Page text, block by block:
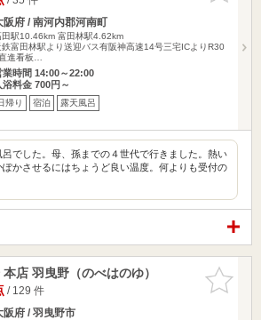
阪府 / 南河内郡河南町
田駅10.46km 富田林駅4.62km
鉄富田林駅より送迎バス有阪神高速14号三宅ICよりR30
進看板…
業時間 14:00～22:00
浴料金 700円～
帰り 宿泊 露天風呂
でした。母、孫までの４世代で行きました。熱い
かさせるにはちょうど良い温度。何よりも受付の
お気に入
りに追加
店 羽曳野（のべはのゆ）
/ 129 件
阪府 / 羽曳野市